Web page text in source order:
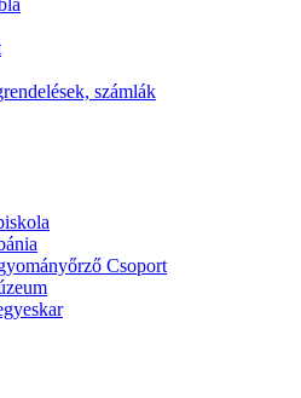
számlák
Csoport